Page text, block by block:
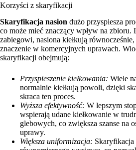
Korzyści z skaryfikacji
Skaryfikacja nasion dużo przyspiesza
co może mieć znaczący wpływ na zbioru.
zabiegowi, nasiona kiełkują
znaczenie w komercyjnych uprawach.
skaryfikacji obejmują:
Przyspieszenie kiełkowania: Wiele
normalnie kiełkują powoli, dzięki
skraca ten proces.
Wyższa efektywność: W lepszym
wspierają udane kiełkowanie w
glebowych, co zwiększa szanse na
uprawy.
Większa uniformizacja: Skaryfikacja